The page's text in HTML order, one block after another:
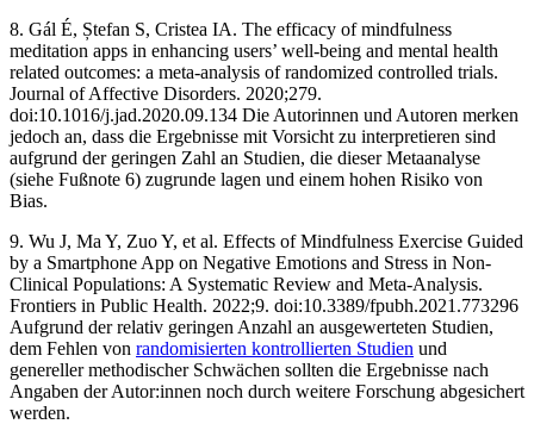
8. Gál É, Ștefan S, Cristea IA. The efficacy of mindfulness
meditation apps in enhancing users’ well-being and mental health
related outcomes: a meta-analysis of randomized controlled trials.
Journal of Affective Disorders. 2020;279.
doi:10.1016/j.jad.2020.09.134 ‌Die Autorinnen und Autoren merken
jedoch an, dass die Ergebnisse mit Vorsicht zu interpretieren sind
aufgrund der geringen Zahl an Studien, die dieser Metaanalyse
(siehe Fußnote 6) zugrunde lagen und einem hohen Risiko von
Bias.
9. Wu J, Ma Y, Zuo Y, et al. Effects of Mindfulness Exercise Guided
by a Smartphone App on Negative Emotions and Stress in Non-
Clinical Populations: A Systematic Review and Meta-Analysis.
Frontiers in Public Health. 2022;9. doi:10.3389/fpubh.2021.773296
‌Aufgrund der relativ geringen Anzahl an ausgewerteten Studien,
dem Fehlen von randomisierten kontrollierten Studien und
genereller methodischer Schwächen sollten die Ergebnisse nach
Angaben der Autor:innen noch durch weitere Forschung abgesichert
werden.